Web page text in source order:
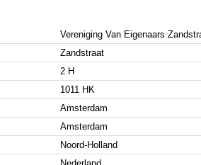
Vereniging Van Eigenaars
Zandstraat
2 H
1011 HK
Amsterdam
Amsterdam
Noord-Holland